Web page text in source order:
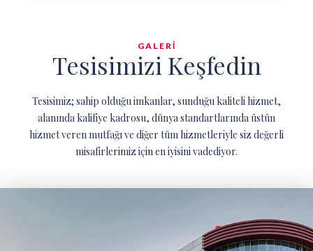
GALERİ
Tesisimizi Keşfedin
Tesisimiz; sahip olduğu imkanlar, sunduğu kaliteli hizmet,
alanında kalifiye kadrosu, dünya standartlarında üstün
hizmet veren mutfağı ve diğer tüm hizmetleriyle siz değerli
misafirlerimiz için en iyisini vadediyor.